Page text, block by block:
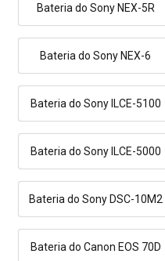
Bateria do Sony NEX-5R
Bateria do Sony NEX-6
Bateria do Sony ILCE-5100
Bateria do Sony ILCE-5000
Bateria do Sony DSC-10M2
Bateria do Canon EOS 70D